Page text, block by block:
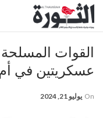
القوات
عسكريتين في
On يوليو 21, 2024